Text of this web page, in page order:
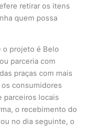
retirar os itens
quem possa
o projeto é Belo
parceria com
praças com mais
consumidores
parceiros locais
o recebimento do
no dia seguinte, o